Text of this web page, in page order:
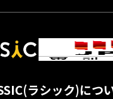
ラシック)につ